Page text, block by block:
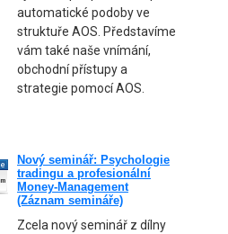
automatické podoby ve
struktuře AOS. Představíme
vám také naše vnímání,
obchodní přístupy a
strategie pomocí AOS.
Nový seminář: Psychologie
tradingu a profesionální
Money-Management
(Záznam semináře)
Zcela nový seminář z dílny